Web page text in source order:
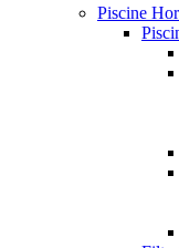
Piscine